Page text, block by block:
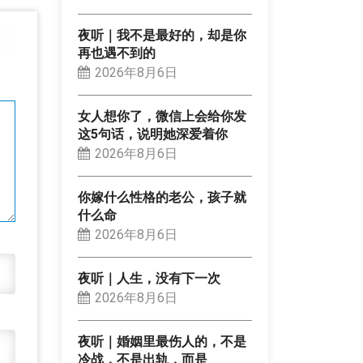
夜听｜我不是最好的，却是你
再也遇不到的
2026年8月6日
女人想你了，微信上会给你发
这5句话，说明她深爱着你
2026年8月6日
你嫁什么性格的老公，孩子就
什么命
2026年8月6日
夜听｜人生，没有下一次
2026年8月6日
夜听｜婚姻里最伤人的，不是
冷战，不是出轨，而是